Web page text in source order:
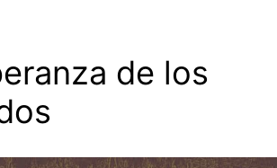
de los